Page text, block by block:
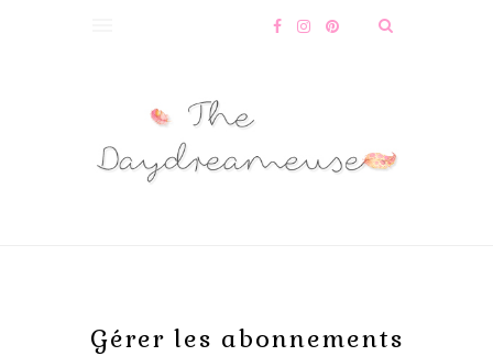
Gérer les abonnements